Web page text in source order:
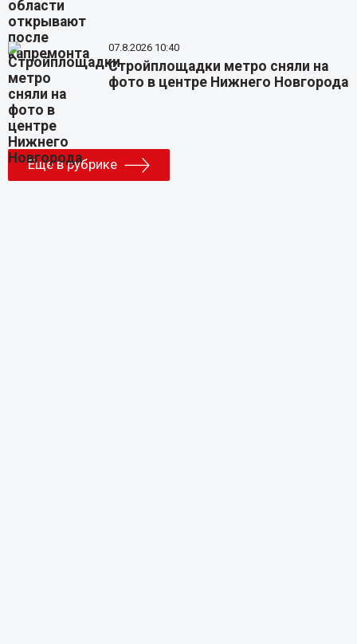
07.8.2026 10:40
Стройплощадки метро сняли на
фото в центре Нижнего Новгорода
Еще в рубрике